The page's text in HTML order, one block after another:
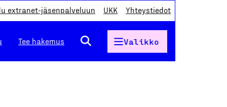
extranet-jäsenpalveluun UKK Yhteystiedot
Tee hakemus Valikko